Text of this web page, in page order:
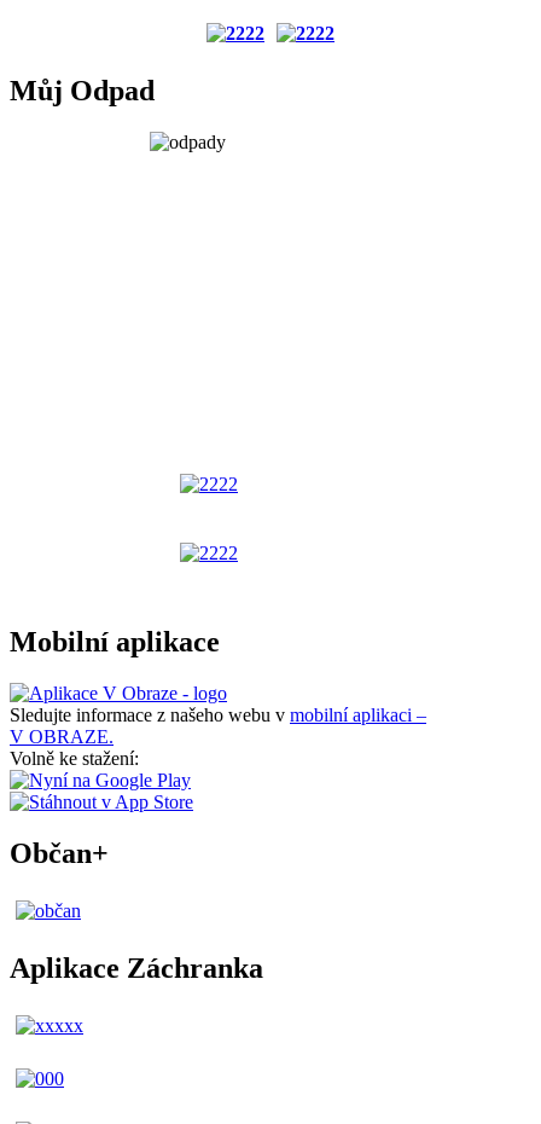
Můj Odpad
Mobilní aplikace
Sledujte informace z našeho webu v mobilní aplikaci –
V OBRAZE.
Volně ke stažení:
Občan+
Aplikace Záchranka